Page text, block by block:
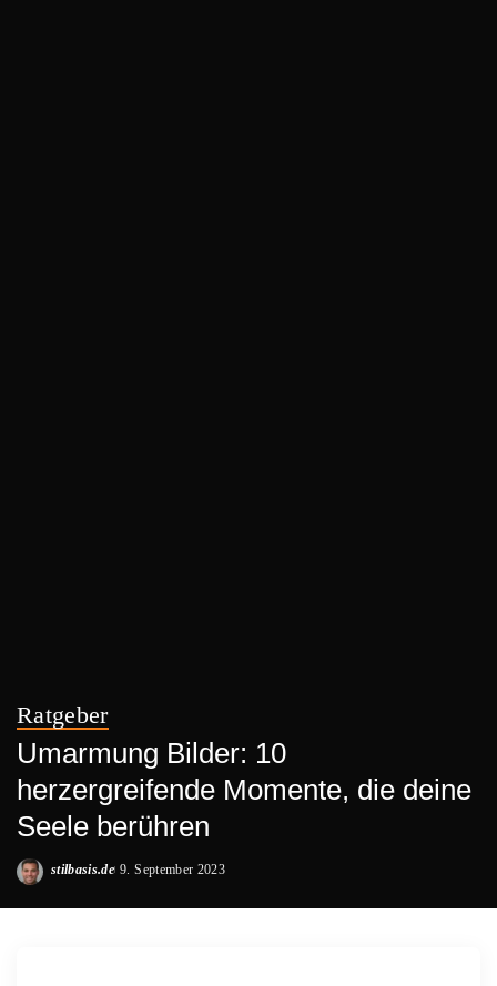
Ratgeber
Umarmung Bilder: 10
herzergreifende Momente, die deine
Seele berühren
Posted
stilbasis.de 9. September 2023